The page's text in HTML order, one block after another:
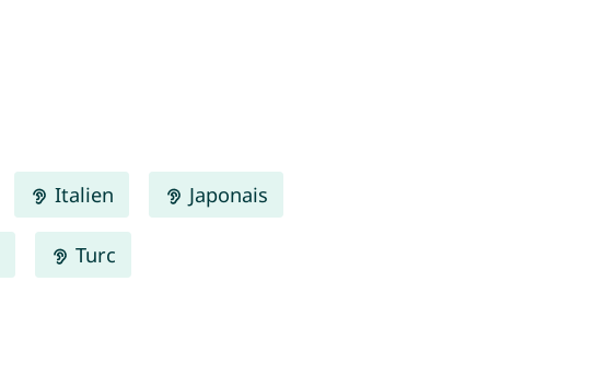
Italien Japonais
Turc